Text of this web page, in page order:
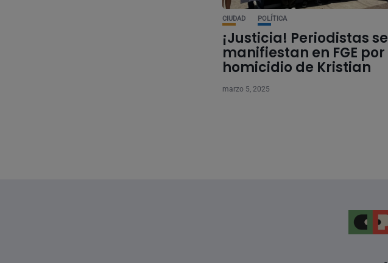
CIUDAD POLÍTICA
¡Justicia! Periodistas se
manifiestan en FGE por
homicidio de Kristian
marzo 5, 2025